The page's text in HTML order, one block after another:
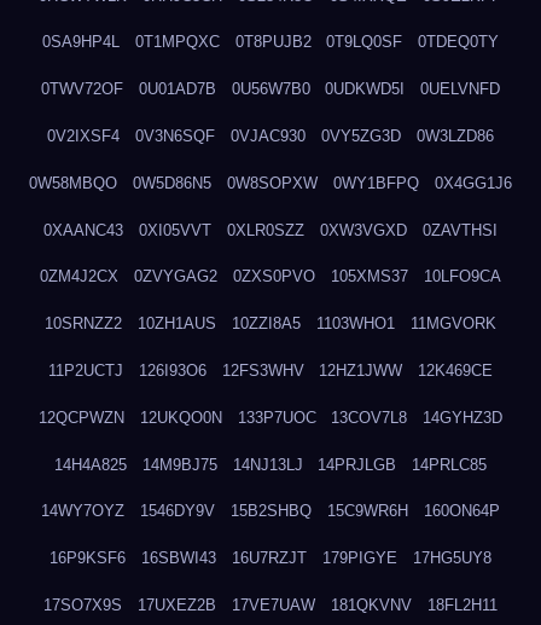
0SA9HP4L 0T1MPQXC 0T8PUJB2 0T9LQ0SF 0TDEQ0TY
0TWV72OF 0U01AD7B 0U56W7B0 0UDKWD5I 0UELVNFD
0V2IXSF4 0V3N6SQF 0VJAC930 0VY5ZG3D 0W3LZD86
0W58MBQO 0W5D86N5 0W8SOPXW 0WY1BFPQ 0X4GG1J6
0XAANC43 0XI05VVT 0XLR0SZZ 0XW3VGXD 0ZAVTHSI
0ZM4J2CX 0ZVYGAG2 0ZXS0PVO 105XMS37 10LFO9CA
10SRNZZ2 10ZH1AUS 10ZZI8A5 1103WHO1 11MGVORK
11P2UCTJ 126I93O6 12FS3WHV 12HZ1JWW 12K469CE
12QCPWZN 12UKQO0N 133P7UOC 13COV7L8 14GYHZ3D
14H4A825 14M9BJ75 14NJ13LJ 14PRJLGB 14PRLC85
14WY7OYZ 1546DY9V 15B2SHBQ 15C9WR6H 160ON64P
16P9KSF6 16SBWI43 16U7RZJT 179PIGYE 17HG5UY8
17SO7X9S 17UXEZ2B 17VE7UAW 181QKVNV 18FL2H11